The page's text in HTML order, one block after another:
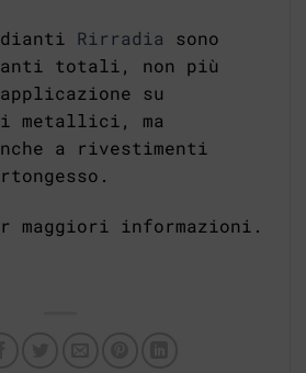
Rirradia sono
totali, non più
su
metallici, ma
a rivestimenti
maggiori informazioni.